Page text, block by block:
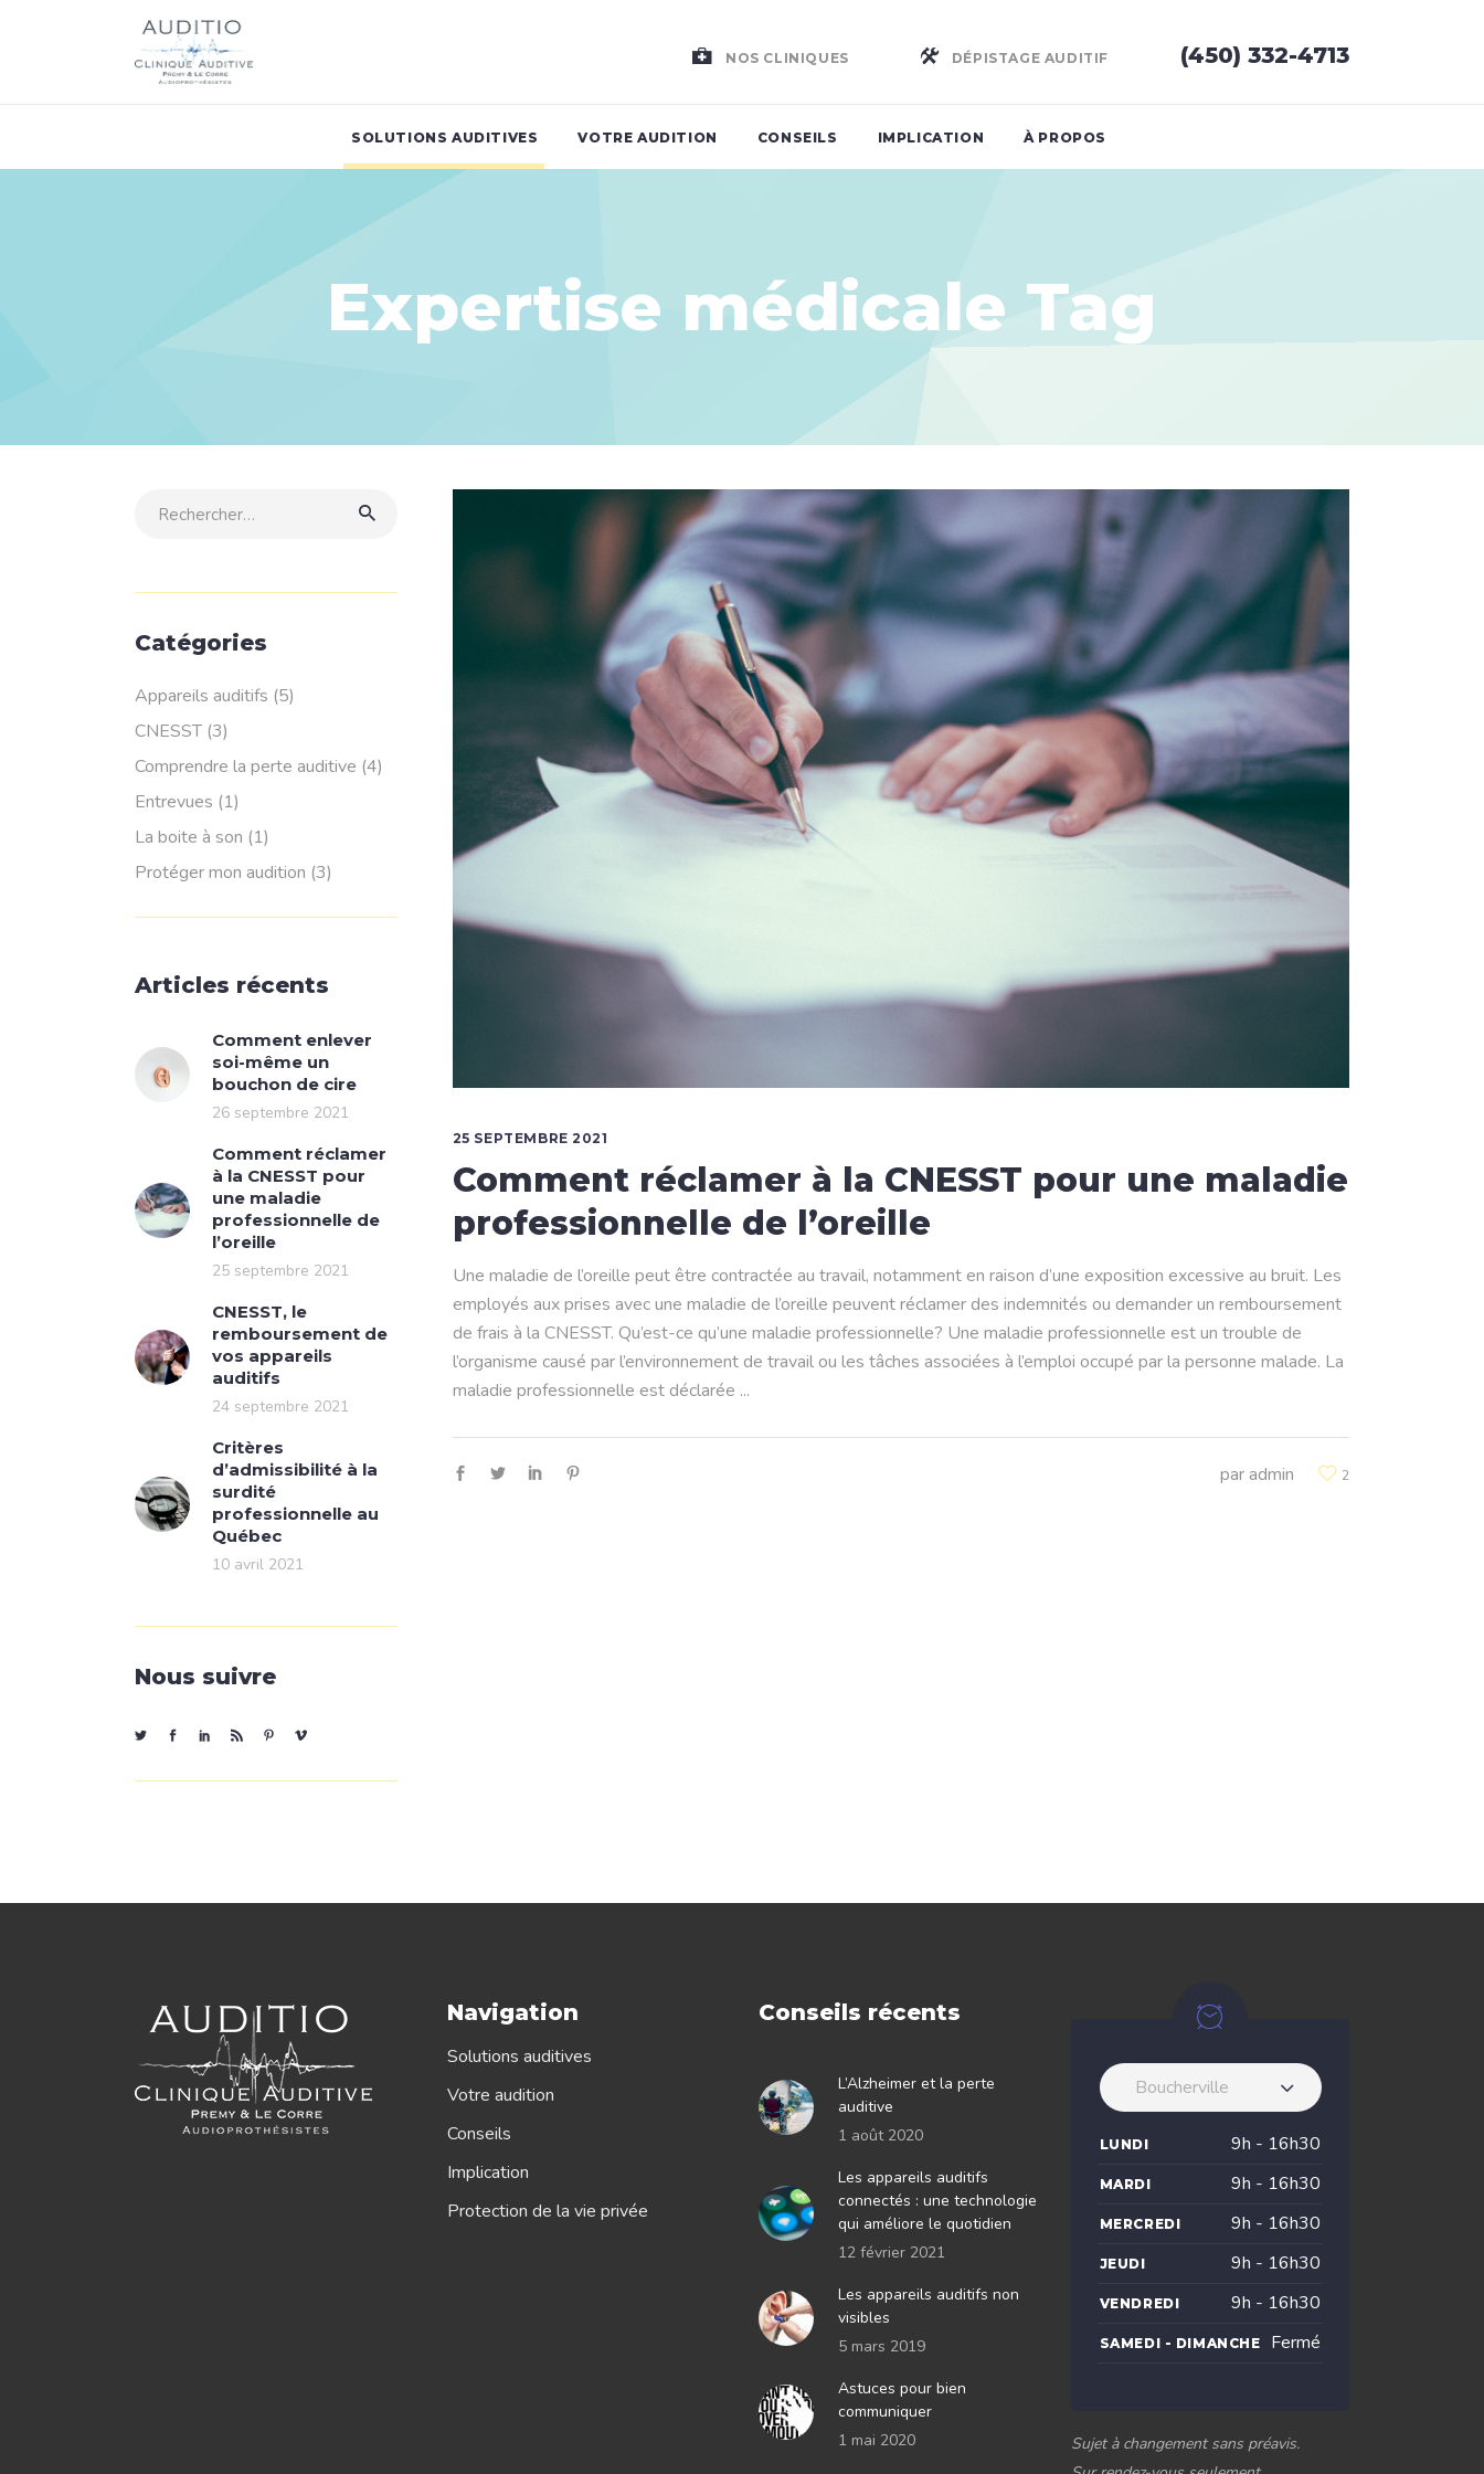
NOS CLINIQUES DÉPISTAGE AUDITIF (450) 332-4713
SOLUTIONS AUDITIVES VOTRE AUDITION CONSEILS IMPLICATION À PROPOS
Expertise médicale Tag
25 SEPTEMBRE 2021
Comment réclamer à la CNESST pour une maladie
professionnelle de l’oreille
Une maladie de l’oreille peut être contractée au travail, notamment en raison d’une exposition excessive au bruit. Les
employés aux prises avec une maladie de l’oreille peuvent réclamer des indemnités ou demander un remboursement
de frais à la CNESST. Qu’est-ce qu’une maladie professionnelle? Une maladie professionnelle est un trouble de
l’organisme causé par l’environnement de travail ou les tâches associées à l’emploi occupé par la personne malade. La
maladie professionnelle est déclarée
paradmin 2
Rechercher:
Catégories
Appareils auditifs (5)
CNESST (3)
Comprendre la perte auditive (4)
Entrevues (1)
La boite à son (1)
Protéger mon audition (3)
Articles récents
Comment enlever
soi-même un
bouchon de cire
26 septembre 2021
Comment réclamer
à la CNESST pour
une maladie
professionnelle de
l’oreille
25 septembre 2021
CNESST, le
remboursement de
vos appareils
auditifs
24 septembre 2021
Critères
d’admissibilité à la
surdité
professionnelle au
Québec
10 avril 2021
Nous suivre
Navigation
Solutions auditives
Votre audition
Conseils
Implication
Protection de la vie privée
Conseils récents
L’Alzheimer et la perte
auditive
1 août 2020
Les appareils auditifs
connectés : une technologie
qui améliore le quotidien
12 février 2021
Les appareils auditifs non
visibles
5 mars 2019
Astuces pour bien
communiquer
1 mai 2020
Boucherville
LUNDI 9h - 16h30
MARDI 9h - 16h30
MERCREDI 9h - 16h30
JEUDI 9h - 16h30
VENDREDI 9h - 16h30
SAMEDI - DIMANCHE Fermé
Sujet à changement sans préavis.